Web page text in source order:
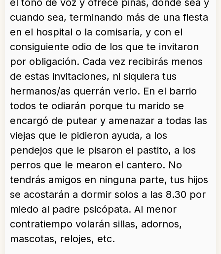
el tono de voz y ofrece piñas, donde sea y
cuando sea, terminando más de una fiesta
en el hospital o la comisaría, y con el
consiguiente odio de los que te invitaron
por obligación. Cada vez recibirás menos
de estas invitaciones, ni siquiera tus
hermanos/as querrán verlo. En el barrio
todos te odiarán porque tu marido se
encargó de putear y amenazar a todas las
viejas que le pidieron ayuda, a los
pendejos que le pisaron el pastito, a los
perros que le mearon el cantero. No
tendrás amigos en ninguna parte, tus hijos
se acostarán a dormir solos a las 8.30 por
miedo al padre psicópata. Al menor
contratiempo volarán sillas, adornos,
mascotas, relojes, etc.